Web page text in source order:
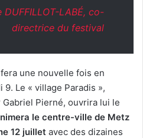
LABÉ, co-
directrice du festival
une nouvelle fois en
Le « village Paradis »,
Pierné, ouvrira lui le
le centre-ville de Metz
12 juillet avec des dizaines